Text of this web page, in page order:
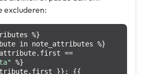
excluderen:
%}
in note_attributes %}
%}